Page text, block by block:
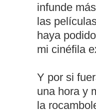
infunde
las
haya
mi cinéfila
Y por si
una hora y
la